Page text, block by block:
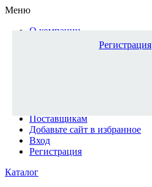
Меню
О компании
Доставка и оплата
Поставщикам
Добавьте сайт в избранное
Вход
Регистрация
Каталог
Регистрация